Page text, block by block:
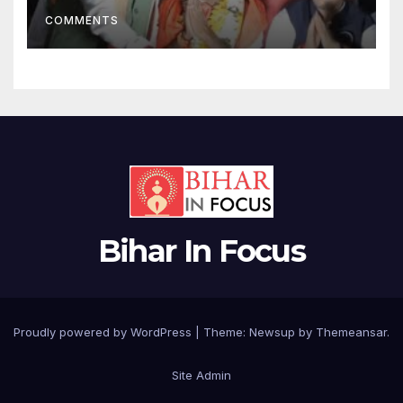
COMMENTS
Bihar In Focus
Proudly powered by WordPress Theme: Newsup by Themeansar.
Site Admin